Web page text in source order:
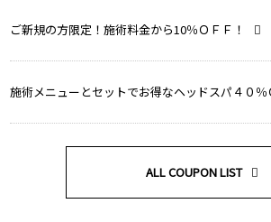
ご新規の方限定！施術料金から10％ＯＦＦ！
施術メニューとセットでお得なヘッドスパ４０％
ALL COUPON LIST